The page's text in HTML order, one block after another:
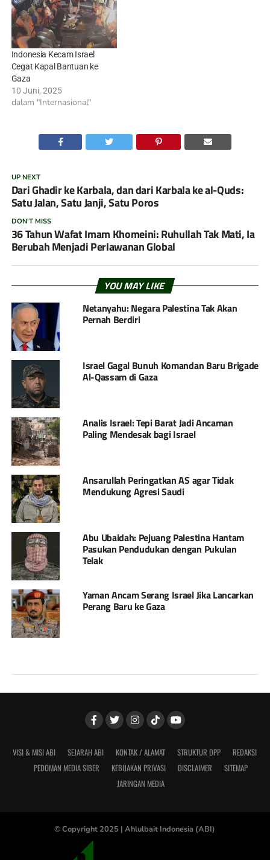
Indonesia Kecam Israel
Cegat Kapal Bantuan ke
Gaza
10 Juni, 2025
dalam "Internasional"
UP NEXT
Dari Ghadir ke Karbala, dan dari Karbala ke al-Quds:
Satu Jalan, Satu Janji, Satu Poros
DON'T MISS
36 Tahun Wafat Imam Khomeini: Ruhullah Tak Mati, Ia
Berubah Menjadi Perlawanan Global
YOU MAY LIKE
Netanyahu: Negara Palestina Tak Akan
Pernah Berdiri
Israel Gagal Bunuh Komandan Baru Brigade
Al-Qassam di Gaza
Analis Israel: Tepi Barat Jadi Ancaman
Paling Mendesak bagi Israel
Ansarullah Peringatkan AS agar Tidak
Mendukung Agresi Saudi
Abu Ubaidah: Pejuang Palestina Hantam
Pasukan Pendudukan dengan Pukulan
Telak
Yaman Ancam Serang Israel Jika Lancarkan
Perang Baru ke Gaza
VISI & MISI ABI SEJARAH ABI KONTAK / ALAMAT STRUKTUR DPP
REDAKSI
PEDOMAN MEDIA SIBER
KEBIJAKAN PRIVASI DISCLAIMER
SITEMAP
JARINGAN MEDIA
© Copyright 2025 | Ahlulbait Indonesia (ABI)